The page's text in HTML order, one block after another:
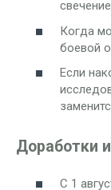
Когда
боевой
Если
Доработки
С 1